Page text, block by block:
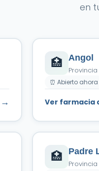
en
→
🏥 Angol
⏰ Abierto ahora
Ver farmacia
🏥 Padre